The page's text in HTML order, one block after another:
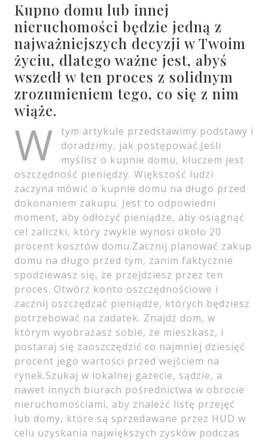
Kupno domu lub innej
nieruchomości będzie jedną z
najważniejszych decyzji w Twoim
życiu, dlatego ważne jest, abyś
wszedł w ten proces z solidnym
zrozumieniem tego, co się z nim
wiąże.
W
tym artykule przedstawimy podstawy i
doradzimy, jak postępować.Jeśli
myślisz o kupnie domu, kluczem jest
oszczędność pieniędzy. Większość ludzi
zaczyna mówić o kupnie domu na długo przed
dokonaniem zakupu. Jest to odpowiedni
moment, aby odłożyć pieniądze, aby osiągnąć
cel zaliczki, który zwykle wynosi około 20
procent kosztów domu.Zacznij planować zakup
domu na długo przed tym, zanim faktycznie
spodziewasz się, że przejdziesz przez ten
proces. Otwórz konto oszczędnościowe i
zacznij oszczędzać pieniądze, których będziesz
potrzebować na zadatek. Znajdź dom, w
którym wyobrażasz sobie, że mieszkasz, i
postaraj się zaoszczędzić co najmniej dziesięć
procent jego wartości przed wejściem na
rynek.Szukaj w lokalnej gazecie, sądzie, a
nawet innych biurach pośrednictwa w obrocie
nieruchomościami, aby znaleźć listę przejęć
lub domy, które są sprzedawane przez HUD w
celu uzyskania największych zysków podczas